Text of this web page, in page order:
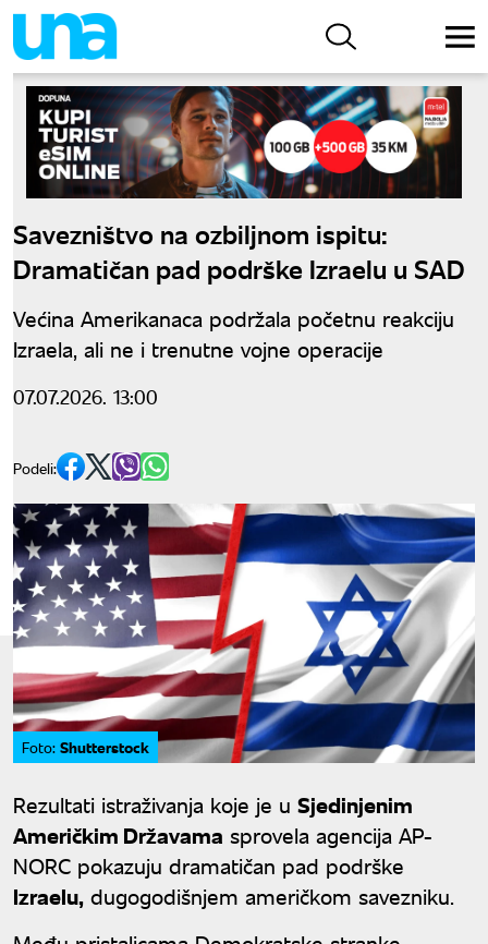
Savezništvo na ozbiljnom ispitu:
Dramatičan pad podrške Izraelu u SAD
Većina Amerikanaca podržala početnu reakciju
Izraela, ali ne i trenutne vojne operacije
07.07.2026. 13:00
Podeli:
Foto: Shutterstock
Rezultati istraživanja koje je u Sjedinjenim
Američkim Državama sprovela agencija AP-
NORC pokazuju dramatičan pad podrške
Izraelu, dugogodišnjem američkom savezniku.